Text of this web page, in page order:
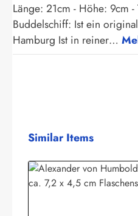
Länge: 21cm - Höhe: 9cm
Buddelschiff: Ist ein
Hamburg Ist in reiner…
Produktgalerie überspringen
Similar Items